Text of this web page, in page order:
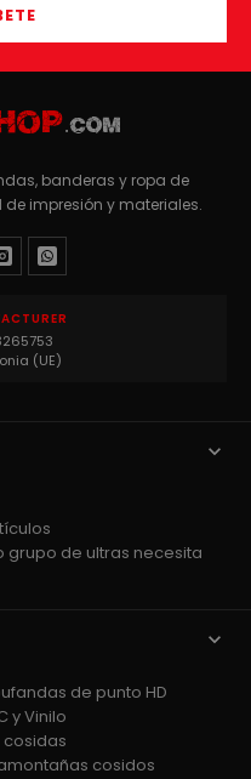
.COM
banderas y ropa de
impresión y materiales.
(UE)

grupo de ultras necesita

de punto HD
y Vinilo
cosidas
cosidos